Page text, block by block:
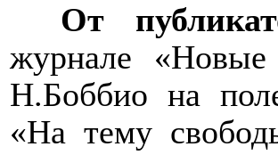
От
журнале
Н.Боббио на
«На тему